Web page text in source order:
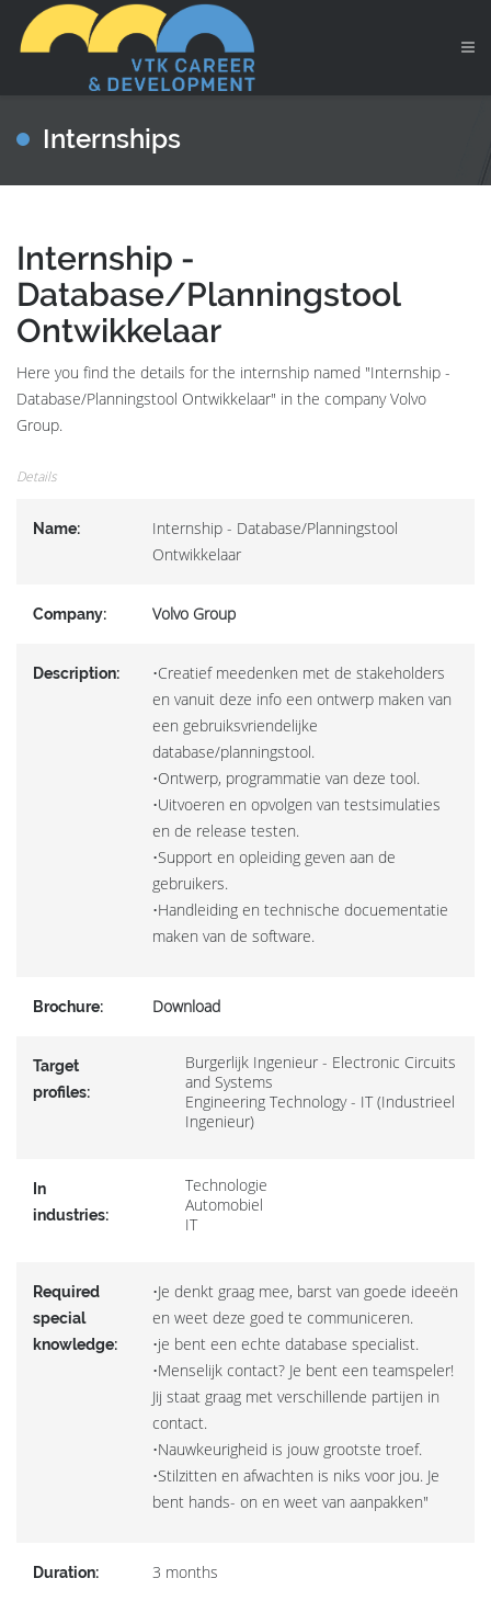
Internships
Internship -
Database/Planningstool
Ontwikkelaar
Here you find the details for the internship named "Internship -
Database/Planningstool Ontwikkelaar" in the company Volvo
Group.
Details
Name:
Internship - Database/Planningstool
Ontwikkelaar
Company: Volvo Group
Description:
•Creatief meedenken met de stakeholders
en vanuit deze info een ontwerp maken van
een gebruiksvriendelijke
database/planningstool.
•Ontwerp, programmatie van deze tool.
•Uitvoeren en opvolgen van testsimulaties
en de release testen.
•Support en opleiding geven aan de
gebruikers.
•Handleiding en technische docuementatie
maken van de software.
Brochure: Download
Target
profiles:
Burgerlijk Ingenieur - Electronic Circuits
and Systems
Engineering Technology - IT (Industrieel
Ingenieur)
In
industries:
Technologie
Automobiel
IT
Required
special
knowledge:
•Je denkt graag mee, barst van goede ideeën
en weet deze goed te communiceren.
•je bent een echte database specialist.
•Menselijk contact? Je bent een teamspeler!
Jij staat graag met verschillende partijen in
contact.
•Nauwkeurigheid is jouw grootste troef.
•Stilzitten en afwachten is niks voor jou. Je
bent hands- on en weet van aanpakken"
Duration: 3 months